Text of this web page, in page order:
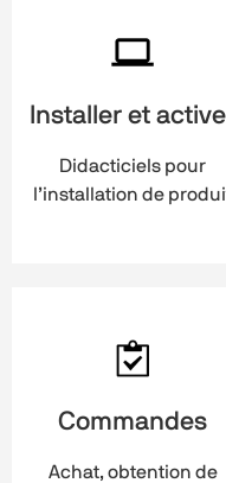
Installer et
Didacticiels pour
l’installation de
Commandes
Achat, obtention de